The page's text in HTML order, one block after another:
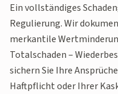
Ein vollständiges
Regulierung. Wir
merkantile
Totalschaden –
sichern Sie Ihre
Haftpflicht oder Ihrer